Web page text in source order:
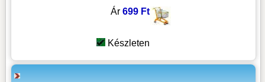
Ár 699 Ft
Készleten